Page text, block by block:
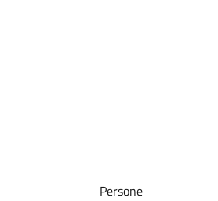
Persone